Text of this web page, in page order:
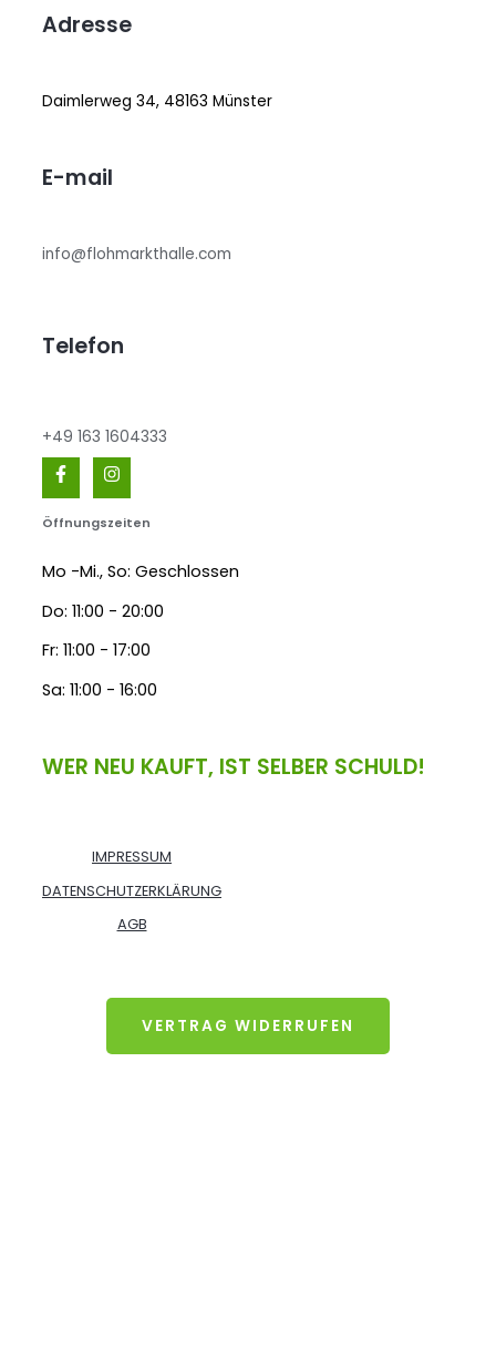
Adresse
Daimlerweg 34, 48163 Münster
E-mail
info@flohmarkthalle.com
Telefon
+49 163 1604333
Öffnungszeiten
Mo -Mi., So: Geschlossen
Do: 11:00 - 20:00
Fr: 11:00 - 17:00
Sa: 11:00 - 16:00
WER NEU KAUFT, IST SELBER SCHULD!
IMPRESSUM
DATENSCHUTZERKLÄRUNG
AGB
VERTRAG WIDERRUFEN